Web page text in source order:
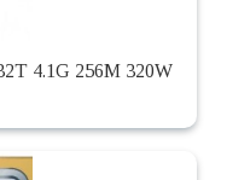
4.1G 256M 320W